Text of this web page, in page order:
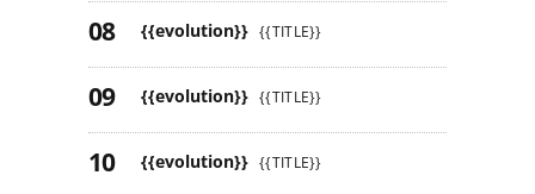
{{evolution}} {{TITLE}}
{{evolution}} {{TITLE}}
{{evolution}} {{TITLE}}